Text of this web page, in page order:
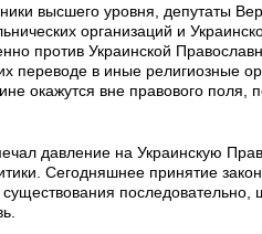
высшего уровня, депутаты
организаций и
против Украинской
переводе в иные религиозные
окажутся вне правового поля,
давление на Украинскую
Сегодняшнее принятие
последовательно,